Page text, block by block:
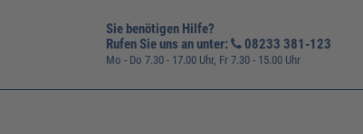
Sie benötigen Hilfe?
Rufen Sie uns an unter:
08233 381-123
Mo - Do 7.30 - 17.00 Uhr, Fr 7.30 - 15.00 Uhr